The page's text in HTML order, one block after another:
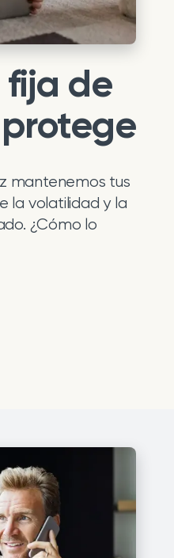
de
mantenemos tus
la volatilidad y la
¿Cómo lo